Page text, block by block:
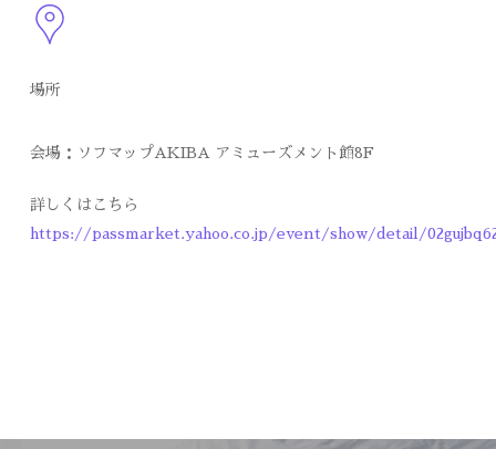
場所
会場：ソフマップAKIBA アミューズメント館8F
詳しくはこちら
https://passmarket.yahoo.co.jp/event/show/detail/